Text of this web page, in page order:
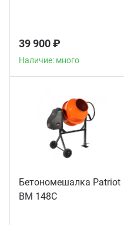
39 900 ₽
Наличие: много
Бетономешалка Patriot
BM 148C